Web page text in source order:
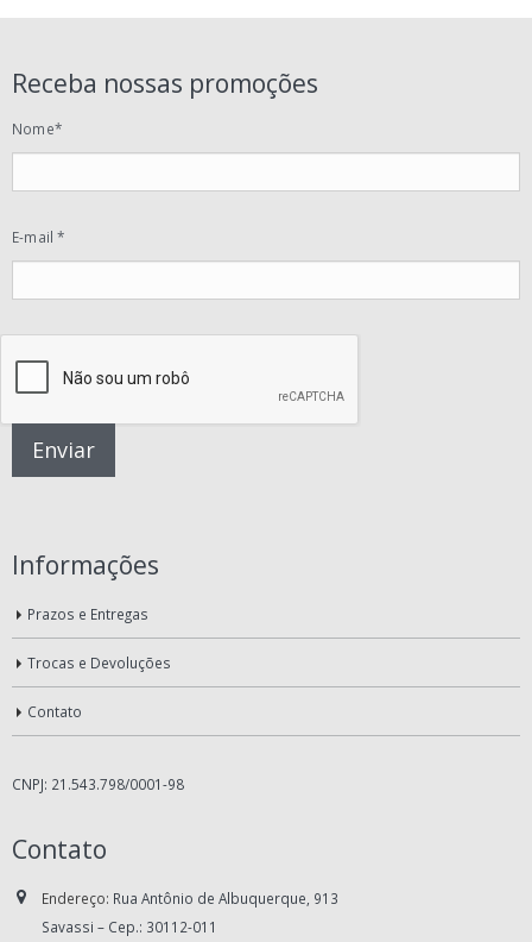
Receba nossas promoções
Nome*
E-mail *
Informações
Prazos e Entregas
Trocas e Devoluções
Contato
CNPJ: 21.543.798/0001-98
Contato
Endereço: Rua Antônio de Albuquerque, 913
Savassi – Cep.: 30112-011